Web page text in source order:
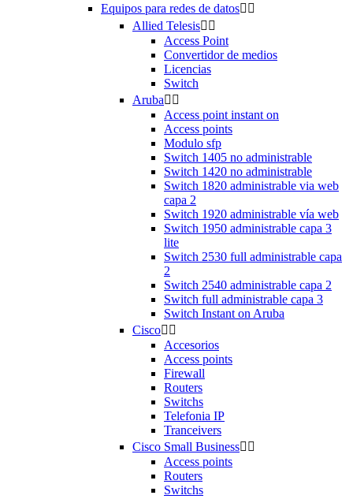
Equipos para redes de datos 
Allied Telesis 
Access Point
Convertidor de medios
Licencias
Switch
Aruba 
Access point instant on
Access points
Modulo sfp
Switch 1405 no administrable
Switch 1420 no administrable
Switch 1820 administrable via web
capa 2
Switch 1920 administrable vía web
Switch 1950 administrable capa 3
lite
Switch 2530 full administrable capa
2
Switch 2540 administrable capa 2
Switch full administrable capa 3
Switch Instant on Aruba
Cisco 
Accesorios
Access points
Firewall
Routers
Switchs
Telefonia IP
Tranceivers
Cisco Small Business 
Access points
Routers
Switchs